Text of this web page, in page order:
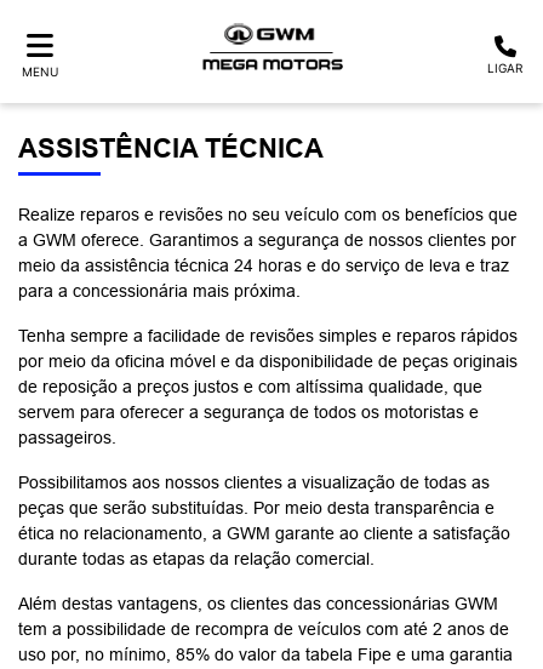
MENU LIGAR
ASSISTÊNCIA TÉCNICA
Realize reparos e revisões no seu veículo com os benefícios que
a GWM oferece. Garantimos a segurança de nossos clientes por
meio da assistência técnica 24 horas e do serviço de leva e traz
para a concessionária mais próxima.
Tenha sempre a facilidade de revisões simples e reparos rápidos
por meio da oficina móvel e da disponibilidade de peças originais
de reposição a preços justos e com altíssima qualidade, que
servem para oferecer a segurança de todos os motoristas e
passageiros.
Possibilitamos aos nossos clientes a visualização de todas as
peças que serão substituídas. Por meio desta transparência e
ética no relacionamento, a GWM garante ao cliente a satisfação
durante todas as etapas da relação comercial.
Além destas vantagens, os clientes das concessionárias GWM
tem a possibilidade de recompra de veículos com até 2 anos de
uso por, no mínimo, 85% do valor da tabela Fipe e uma garantia